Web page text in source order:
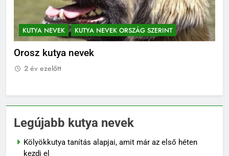
KUTYA NEVEK KUTYA NEVEK ORSZÁG SZERINT
Orosz kutya nevek
2 év ezelőtt
Legújabb kutya nevek
Kölyökkutya tanítás alapjai, amit már az első héten
kezdj el